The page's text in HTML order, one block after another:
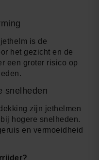
is de
het gezicht en de
een groter risico op
snelheden
zijn jethelmen
hogere snelheden.
en vermoeidheid